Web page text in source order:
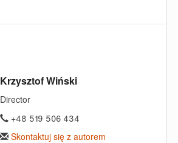
Krzysztof Wiński
Director
+48 519 506 434
Skontaktuj się z autorem